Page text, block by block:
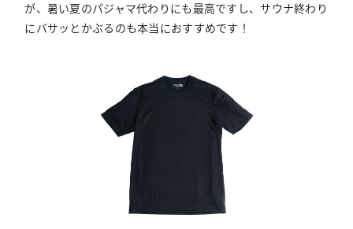
が、暑い夏のパジャマ代わりにも最高ですし、サウナ終わり
にバサッとかぶるのも本当におすすめです！